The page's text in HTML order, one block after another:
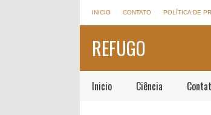
INICIO CONTATO POLÍTICA DE
REFUGO
Inicio Ciência